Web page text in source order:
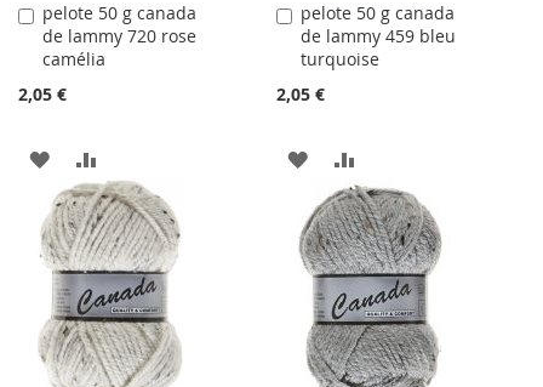
pelote 50 g canada
de lammy 720 rose
camélia
2,05 €
Ajouter
au
panier
AJOUTER
À
LA
LISTE
D'ACHATS
AU
COMPARATEUR
pelote 50 g canada
de lammy 459 bleu
turquoise
2,05 €
Ajouter
au
panier
AJOUTER
LA
LISTE
D'ACHATS
AU
COMPARATEUR